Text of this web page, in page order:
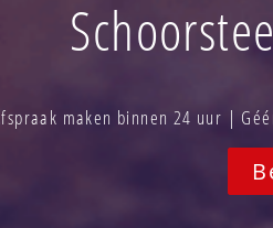
maken binnen 24 uur |